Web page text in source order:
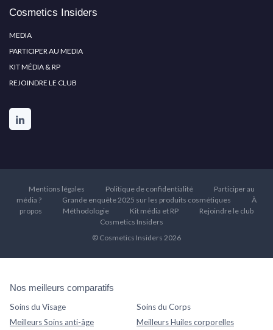
Cosmetics Insiders
MEDIA
PARTICIPER AU MEDIA
KIT MÉDIA & RP
REJOINDRE LE CLUB
Mentions légales Politique de confidentialité
Participer au
média ?
Grande enquête 2025 sur les produits cosmétiques
À
propos
Méthodologie Kit média et RP
Rejoindre le club
Cosmetics Insiders
© Cosmetics Insiders 2026
Nos meilleurs comparatifs
Soins du Visage
Meilleurs Soins anti-âge
Soins du Corps
Meilleurs Huiles corporelles